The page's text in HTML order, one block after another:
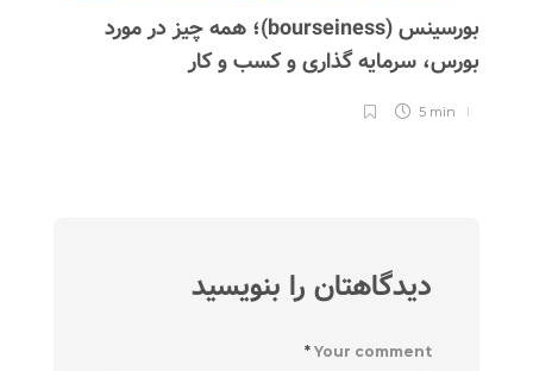
بورسینس (bourseiness)؛ همه چیز در مورد
بورس، سرمایه گذاری و کسب و کار
5 min
دیدگاهتان را بنویسید
Your comment
*